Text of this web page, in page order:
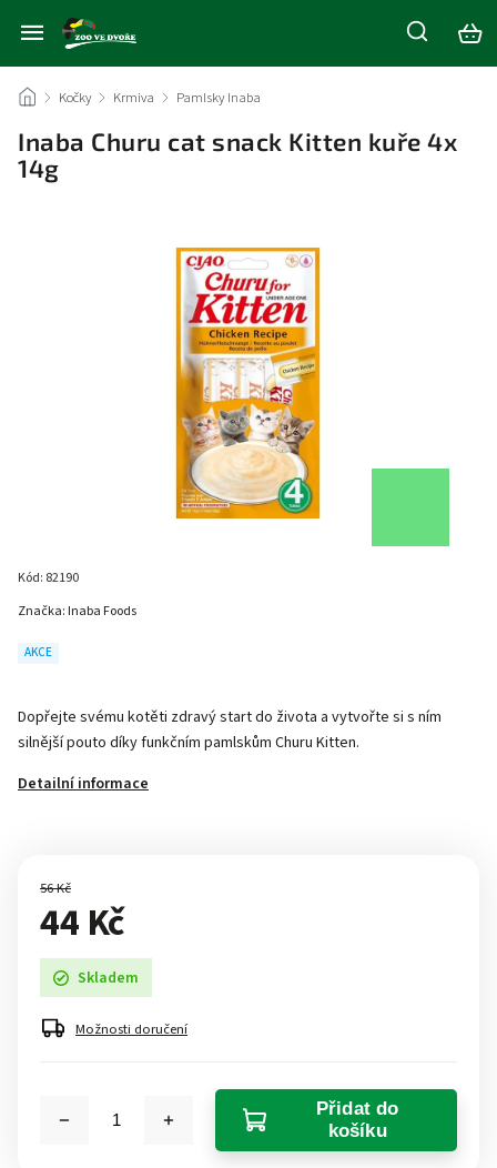
/ Kočky / Krmiva / Pamlsky Inaba
Inaba Churu cat snack Kitten kuře 4x
14g
Kód: 82190
Dopřejte svému kotěti zdravý start do života a vytvořte si s ním
silnější pouto díky funkčním pamlskům Churu Kitten.
Detailní informace
AKCE
Značka: Inaba Foods
56 Kč
44 Kč
Skladem
Možnosti doručení
Přidat do
košíku